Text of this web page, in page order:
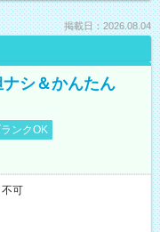
掲載日：2026.08.04
シ＆かんたん
ンクOK
可